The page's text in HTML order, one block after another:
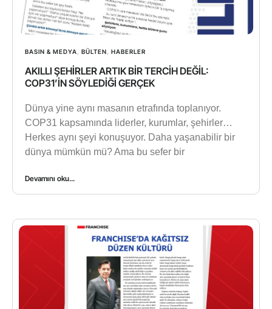
BASIN & MEDYA BÜLTEN HABERLER
AKILLI ŞEHİRLER ARTIK BİR TERCİH DEĞİL:
COP31’İN SÖYLEDİĞİ GERÇEK
Dünya yine aynı masanın etrafında toplanıyor.
COP31 kapsamında liderler, kurumlar, şehirler…
Herkes aynı şeyi konuşuyor. Daha yaşanabilir bir
dünya mümkün mü? Ama bu sefer bir
Devamını oku...